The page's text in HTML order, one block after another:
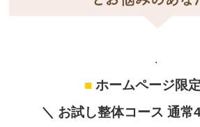
.
■ホームページ限
＼ お試し整体コース 通常